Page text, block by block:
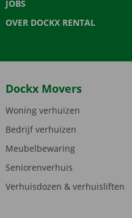
JOBS
OVER DOCKX RENTAL
Dockx Movers
Woning verhuizen
Bedrijf verhuizen
Meubelbewaring
Seniorenverhuis
Verhuisdozen & verhuisliften